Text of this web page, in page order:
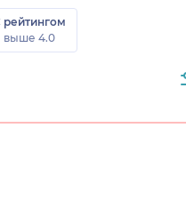
рейтингом
выше 4.0